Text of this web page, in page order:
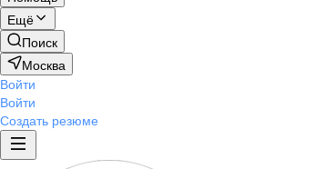
Ещё
Поиск
Москва
Войти
Войти
Создать резюме